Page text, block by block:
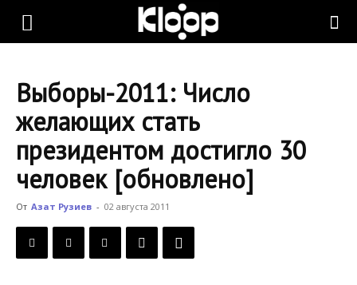
KLOOP.KG
Новости
Кыргызстана
Выборы-2011: Число
желающих стать
президентом достигло 30
человек [обновлено]
От Азат Рузиев - 02 августа 2011